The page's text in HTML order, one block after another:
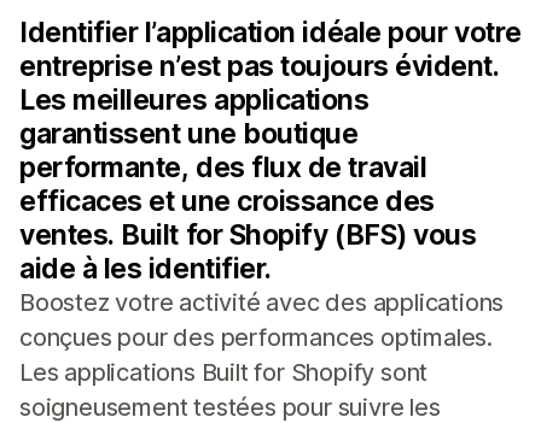
Identifier l’application idéale pour votre
entreprise n’est pas toujours évident.
Les meilleures applications
garantissent une boutique
performante, des flux de travail
efficaces et une croissance des
ventes. Built for Shopify (BFS) vous
aide à les identifier.
Boostez votre activité avec des applications
conçues pour des performances optimales.
Les applications Built for Shopify sont
soigneusement testées pour suivre les